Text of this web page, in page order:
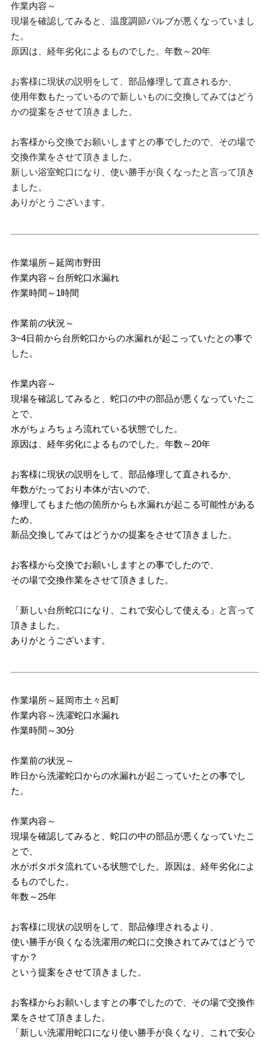
作業内容～
現場を確認してみると、温度調節バルブが悪くなっていまし
た。
原因は、経年劣化によるものでした。年数～20年
お客様に現状の説明をして、部品修理して直されるか、
使用年数もたっているので新しいものに交換してみてはどう
かの提案をさせて頂きました。
お客様から交換でお願いしますとの事でしたので、その場で
交換作業をさせて頂きました。
新しい浴室蛇口になり、使い勝手が良くなったと言って頂き
ました。
ありがとうございます。
作業場所～延岡市野田
作業内容～台所蛇口水漏れ
作業時間～1時間
作業前の状況～
3~4日前から台所蛇口からの水漏れが起こっていたとの事で
した。
作業内容～
現場を確認してみると、蛇口の中の部品が悪くなっていたこ
とで、
水がちょろちょろ流れている状態でした。
原因は、経年劣化によるものでした。年数～20年
お客様に現状の説明をして、部品修理して直されるか、
年数がたっており本体が古いので、
修理してもまた他の箇所からも水漏れが起こる可能性がある
ため、
新品交換してみてはどうかの提案をさせて頂きました。
お客様から交換でお願いしますとの事でしたので、
その場で交換作業をさせて頂きました。
「新しい台所蛇口になり、これで安心して使える」と言って
頂きました。
ありがとうございます。
作業場所～延岡市土々呂町
作業内容～洗濯蛇口水漏れ
作業時間～30分
作業前の状況～
昨日から洗濯蛇口からの水漏れが起こっていたとの事でし
た。
作業内容～
現場を確認してみると、蛇口の中の部品が悪くなっていたこ
とで、
水がポタポタ流れている状態でした。原因は、経年劣化によ
るものでした。
年数～25年
お客様に現状の説明をして、部品修理されるより、
使い勝手が良くなる洗濯用の蛇口に交換されてみてはどうで
すか？
という提案をさせて頂きました。
お客様からお願いしますとの事でしたので、その場で交換作
業をさせて頂きました。
「新しい洗濯用蛇口になり使い勝手が良くなり、これで安心